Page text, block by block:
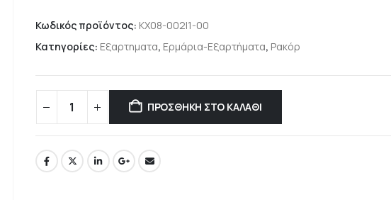
Κωδικός προϊόντος: KX08-002I1-00
Κατηγορίες: Εξαρτηματα, Ερμάρια-Εξαρτήματα, Ρακόρ
ΠΡΟΣΘΉΚΗ ΣΤΟ ΚΑΛΆΘΙ